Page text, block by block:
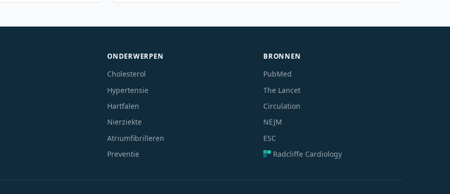
ONDERWERPEN
Cholesterol
Hypertensie
Hartfalen
Nierziekte
Atriumfibrilleren
Preventie
BRONNEN
PubMed
The Lancet
Circulation
NEJM
ESC
Radcliffe Cardiology